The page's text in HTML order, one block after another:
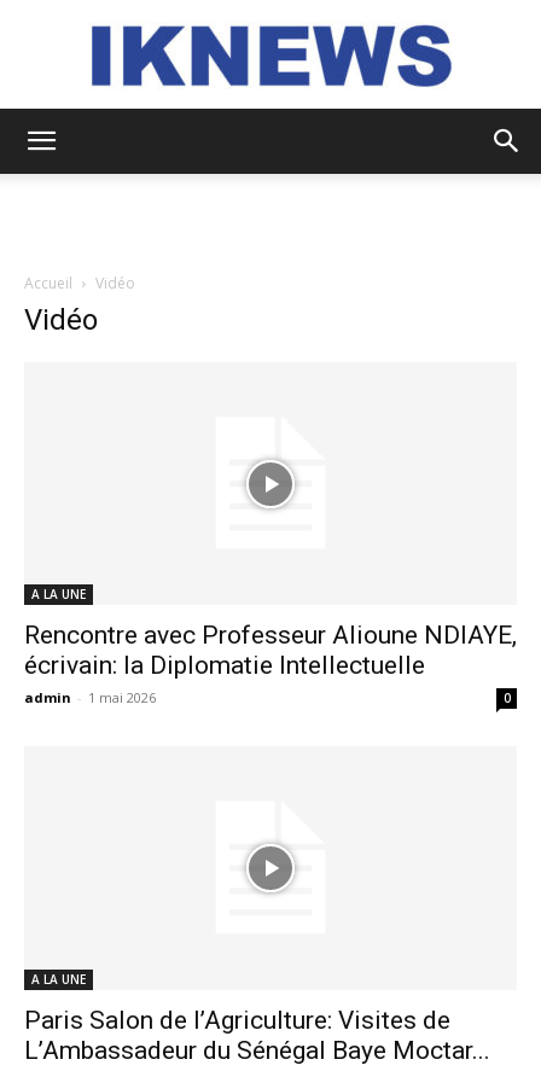
Accueil Vidéo
Vidéo
A LA UNE
Rencontre avec Professeur Alioune NDIAYE,
écrivain: la Diplomatie Intellectuelle
admin - 1 mai 2026 0
A LA UNE
Paris Salon de l’Agriculture: Visites de
L’Ambassadeur du Sénégal Baye Moctar...